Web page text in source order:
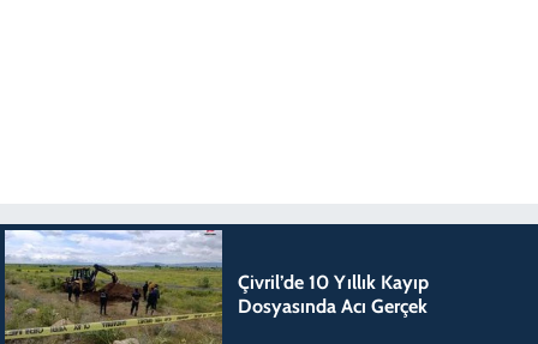
Çivril’de 10 Yıllık Kayıp
Dosyasında Acı Gerçek